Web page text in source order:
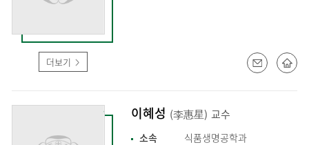
더보기
이혜성 (李惠星) 교수
소속
식품생명공학과